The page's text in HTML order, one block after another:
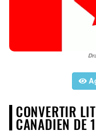
CONVERTIR
CANADIEN DE